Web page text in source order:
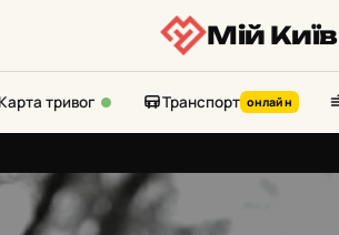
Мій Київ
Карта тривог Транспорт онлайн